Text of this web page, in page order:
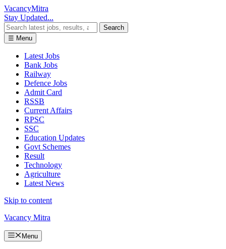
VacancyMitra
Stay Updated...
Search
☰ Menu
Latest Jobs
Bank Jobs
Railway
Defence Jobs
Admit Card
RSSB
Current Affairs
RPSC
SSC
Education Updates
Govt Schemes
Result
Technology
Agriculture
Latest News
Skip to content
Vacancy Mitra
Menu